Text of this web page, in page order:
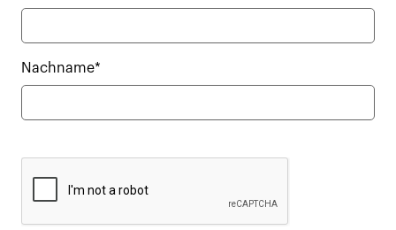
Nachname*